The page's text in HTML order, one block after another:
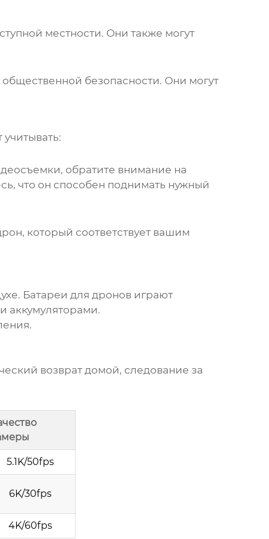
местности. Они также могут
безопасности. Они могут
обратите внимание на
что он способен поднимать нужный
, который соответствует вашим
Батареи для дроновиграют
аккумуляторами.
возврат домой, следование за
5.1K/50fps
6K/30fps
4K/60fps